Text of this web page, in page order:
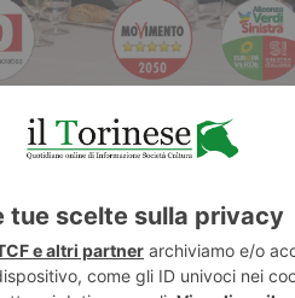
2026
sbando: il campo largo è una
comanda Conte!